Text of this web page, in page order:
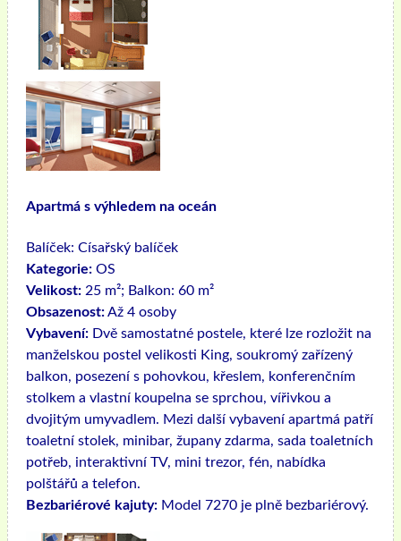
Apartmá s výhledem na oceán
Balíček: Císařský balíček
Kategorie: OS
Velikost: 25 m²; Balkon: 60 m²
Obsazenost:Až 4 osoby
Vybavení: Dvě samostatné postele, které lze rozložit na
manželskou postel velikosti King, soukromý zařízený
balkon, posezení s pohovkou, křeslem, konferenčním
stolkem a vlastní koupelna se sprchou, vířivkou a
dvojitým umyvadlem. Mezi další vybavení apartmá patří
toaletní stolek, minibar, župany zdarma, sada toaletních
potřeb, interaktivní TV, mini trezor, fén, nabídka
polštářů a telefon.
Bezbariérové ​​kajuty: Model 7270 je plně bezbariérový.